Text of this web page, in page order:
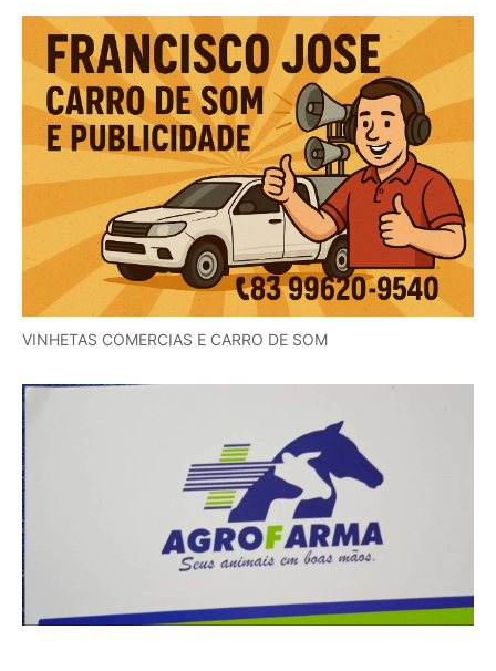
VINHETAS COMERCIAS E CARRO DE SOM